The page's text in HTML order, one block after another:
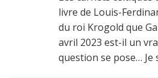
livre de Louis-
du roi Krogold que
avril 2023 est-il un
question se pose… Je